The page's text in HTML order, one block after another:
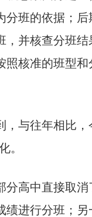
分班的依据；
，并核查分班
照核准的班型
与往年相比，
。
高中直接取消
绩进行分班；另